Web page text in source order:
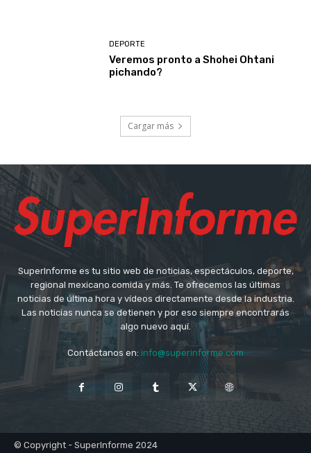
DEPORTE
Veremos pronto a Shohei Ohtani
pichando?
Cargar más
SuperInforme es tu sitio web de noticias, espectáculos, deporte,
regional mexicano comida y más. Te ofrecemos las últimas
noticias de última hora y vídeos directamente desde la industria.
Las noticias nunca se detienen y por eso siempre encontrarás
algo nuevo aquí.
Contáctanos en: info@superinforme.com
© Copyright - SuperInforme 2024